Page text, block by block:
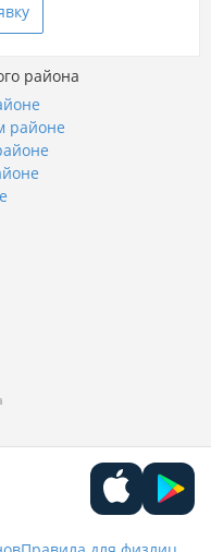
района
районе